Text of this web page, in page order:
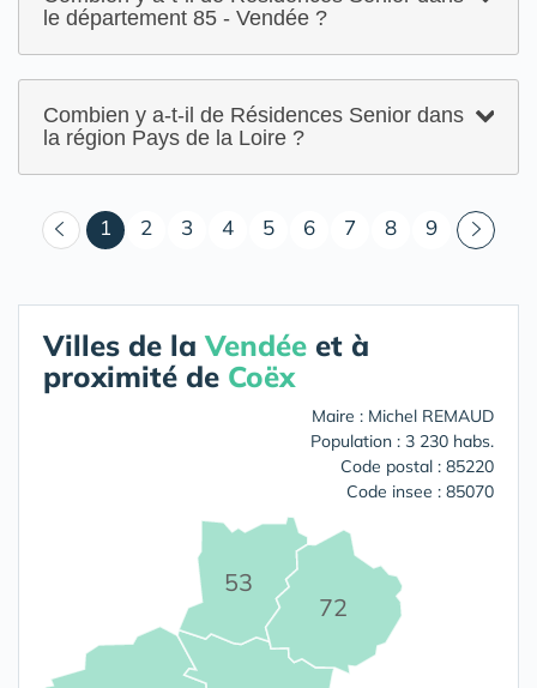
le département 85 - Vendée ?
Combien y a-t-il de Résidences Senior dans
la région Pays de la Loire ?
1 (courant)
2 3 4 5 6 7 8 9
Villes de laVendée et à
proximité de Coëx
Maire : Michel REMAUD
Population : 3 230 habs.
Code postal : 85220
Code insee : 85070
53
72